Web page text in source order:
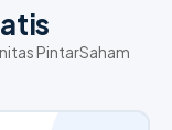
PintarSaham